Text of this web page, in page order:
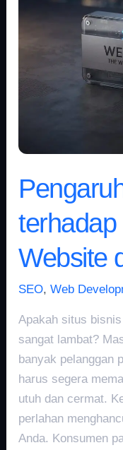
Website
SEO,Web
Apakah situs
sangat lambat?
banyak pelanggan
harus segera
utuh dan cermat.
perlahan
Anda. Konsumen
Kecepatan
SEO